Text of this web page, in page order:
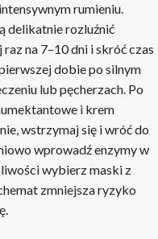
rumieniu.
delikatnie rozluźnić
na 7–10 dni i skróć czas
dobie po silnym
lub pęcherzach. Po
i krem
wstrzymaj się i wróć do
wprowadź enzymy w
wybierz maski z
zmniejsza ryzyko